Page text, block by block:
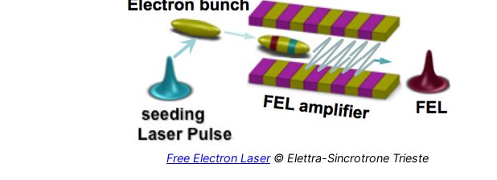
Free Electron Laser© Elettra-Sincrotrone Trieste